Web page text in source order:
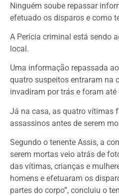
Ninguém soube repassar
efetuado os disparos e como
A Perícia criminal está sendo
local.
Uma informação repassada
quatro suspeitos entraram na
invadiram por trás e foram até
Já na casa, as quatro vítimas
assassinos antes de serem
Segundo o tenente Assis, a
serem mortas veio atrás de
das vítimas, crianças e
homens e efetuaram os
partes do corpo”, concluiu o